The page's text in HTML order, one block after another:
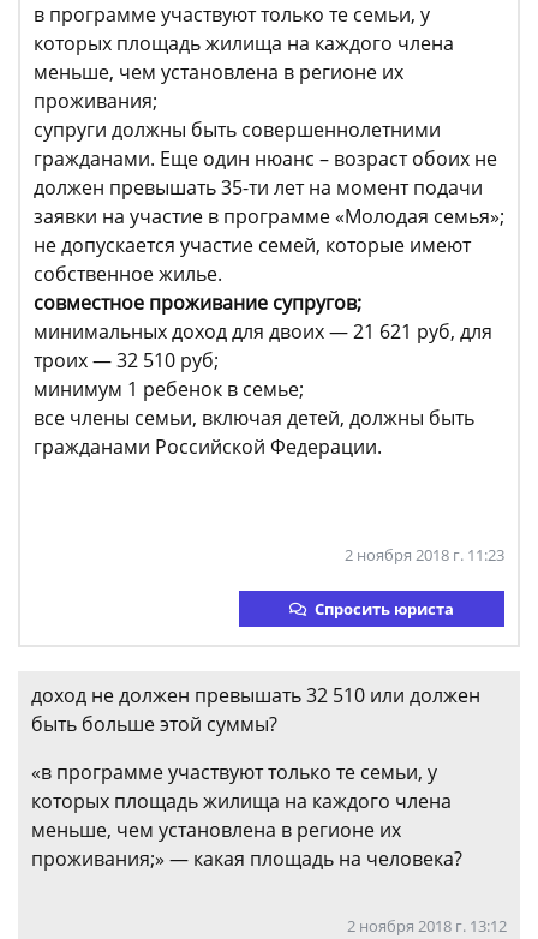
в программе участвуют только те семьи, у
которых площадь жилища на каждого члена
меньше, чем установлена в регионе их
проживания;
супруги должны быть совершеннолетними
гражданами. Еще один нюанс – возраст обоих не
должен превышать 35-ти лет на момент подачи
заявки на участие в программе «Молодая семья»;
не допускается участие семей, которые имеют
собственное жилье.
совместное проживание супругов;
минимальных доход для двоих — 21 621 руб, для
троих — 32 510 руб;
минимум 1 ребенок в семье;
все члены семьи, включая детей, должны быть
гражданами Российской Федерации.
2 ноября 2018 г. 11:23
Спросить юриста
доход не должен превышать 32 510 или должен
быть больше этой суммы?
«в программе участвуют только те семьи, у
которых площадь жилища на каждого члена
меньше, чем установлена в регионе их
проживания;» — какая площадь на человека?
2 ноября 2018 г. 13:12